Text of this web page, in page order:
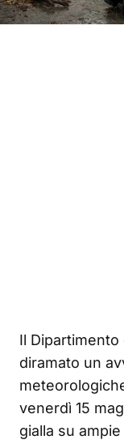
Il
diramato un
venerdì 15
gialla su